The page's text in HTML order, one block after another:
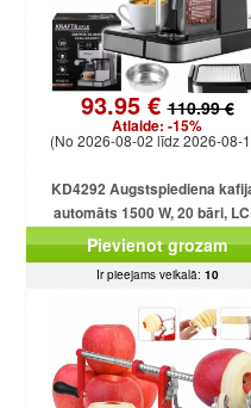
93.95 €110.99 €
Atlaide: -15%
(No 2026-08-02 līdz 2026-08-
KD4292 Augstspiediena
automāts 1500 W, 20 bāri,
displejs
Pievienot grozam
Ir pieejams veikalā: 10